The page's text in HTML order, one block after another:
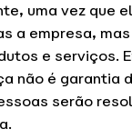
uma vez que
a empresa,
e serviços.
não é garantia
serão